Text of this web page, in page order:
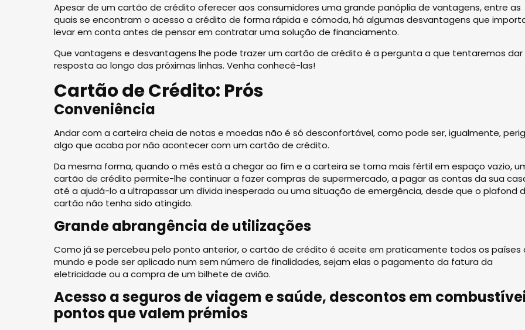
Apesar de um cartão de crédito oferecer aos consumidores uma grande panóplia de vantagens, entre as
quais se encontram o acesso a crédito de forma rápida e cómoda, há algumas desvantagens que
levar em conta antes de pensar em contratar uma solução de financiamento.
Que vantagens e desvantagens lhe pode trazer um cartão de crédito é a pergunta a que tentaremos dar
resposta ao longo das próximas linhas. Venha conhecê-las!
Cartão de Crédito: Prós
Conveniência
Andar com a carteira cheia de notas e moedas não é só desconfortável, como pode ser, igualmente,
algo que acaba por não acontecer com um cartão de crédito.
Da mesma forma, quando o mês está a chegar ao fim e a carteira se torna mais fértil em espaço vazio,
cartão de crédito permite-lhe continuar a fazer compras de supermercado, a pagar as contas da sua
até a ajudá-lo a ultrapassar um dívida inesperada ou uma situação de emergência, desde que o plafond
cartão não tenha sido atingido.
Grande abrangência de utilizações
Como já se percebeu pelo ponto anterior, o cartão de crédito é aceite em praticamente todos os países
mundo e pode ser aplicado num sem número de finalidades, sejam elas o pagamento da fatura da
eletricidade ou a compra de um bilhete de avião.
Acesso a seguros de viagem e saúde, descontos em
pontos que valem prémios